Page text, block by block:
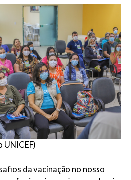
UNICEF)
da vacinação no nosso